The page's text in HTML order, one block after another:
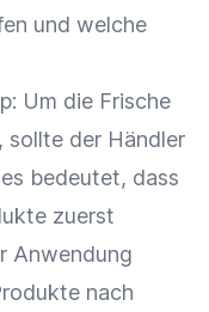
und welche
Um die Frische
sollte der Händler
bedeutet, dass
zuerst
Anwendung
nach